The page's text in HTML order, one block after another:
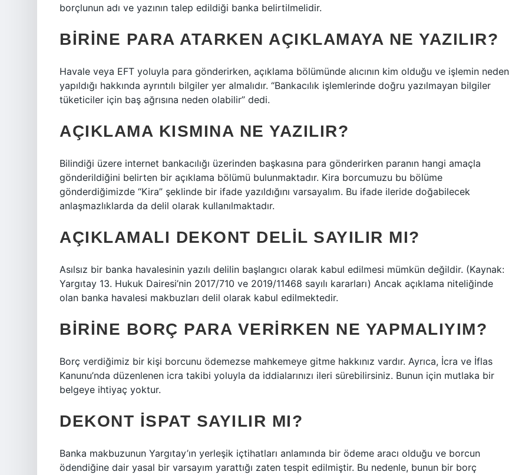
borçlunun adı ve yazının talep edildiği banka belirtilmelidir.
BIRINE PARA ATARKEN AÇIKLAMAYA NE YAZILIR?
Havale veya EFT yoluyla para gönderirken, açıklama bölümünde alıcının kim olduğu ve işlemin neden
yapıldığı hakkında ayrıntılı bilgiler yer almalıdır. “Bankacılık işlemlerinde doğru yazılmayan bilgiler
tüketiciler için baş ağrısına neden olabilir” dedi.
AÇIKLAMA KISMINA NE YAZILIR?
Bilindiği üzere internet bankacılığı üzerinden başkasına para gönderirken paranın hangi amaçla
gönderildiğini belirten bir açıklama bölümü bulunmaktadır. Kira borcumuzu bu bölüme
gönderdiğimizde “Kira” şeklinde bir ifade yazıldığını varsayalım. Bu ifade ileride doğabilecek
anlaşmazlıklarda da delil olarak kullanılmaktadır.
AÇIKLAMALI DEKONT DELIL SAYILIR MI?
Asılsız bir banka havalesinin yazılı delilin başlangıcı olarak kabul edilmesi mümkün değildir. (Kaynak:
Yargıtay 13. Hukuk Dairesi’nin 2017/710 ve 2019/11468 sayılı kararları) Ancak açıklama niteliğinde
olan banka havalesi makbuzları delil olarak kabul edilmektedir.
BIRINE BORÇ PARA VERIRKEN NE YAPMALIYIM?
Borç verdiğimiz bir kişi borcunu ödemezse mahkemeye gitme hakkınız vardır. Ayrıca, İcra ve İflas
Kanunu’nda düzenlenen icra takibi yoluyla da iddialarınızı ileri sürebilirsiniz. Bunun için mutlaka bir
belgeye ihtiyaç yoktur.
DEKONT ISPAT SAYILIR MI?
Banka makbuzunun Yargıtay’ın yerleşik içtihatları anlamında bir ödeme aracı olduğu ve borcun
ödendiğine dair yasal bir varsayım yarattığı zaten tespit edilmiştir. Bu nedenle, bunun bir borç